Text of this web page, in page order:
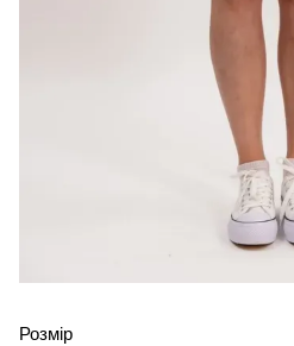
Розмір